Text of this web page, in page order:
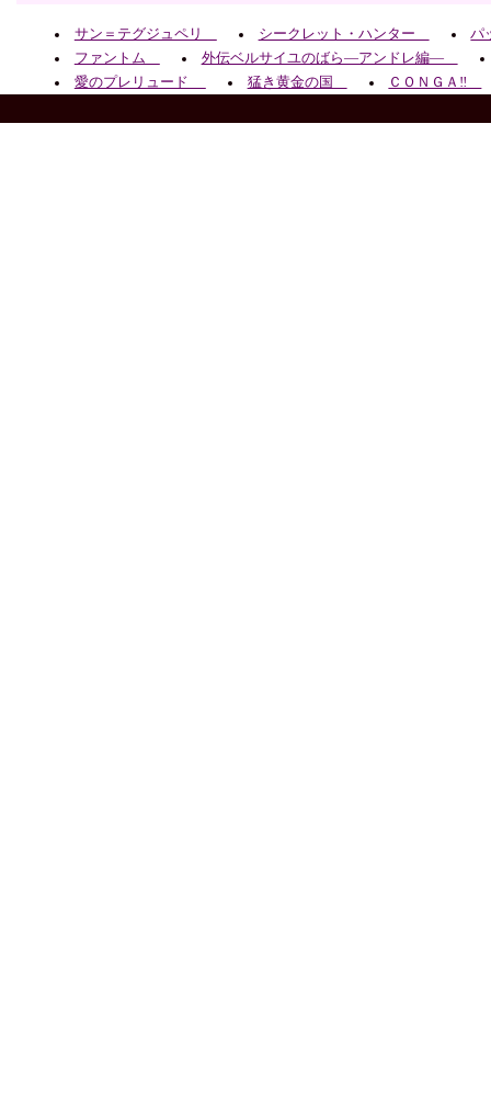
サン＝テグジュペリ シークレット・ハンター
パ
ファントム
外伝ベルサイユのばら—アンドレ編—
愛のプレリュード
猛き黄金の国 ＣＯＮＧＡ‼